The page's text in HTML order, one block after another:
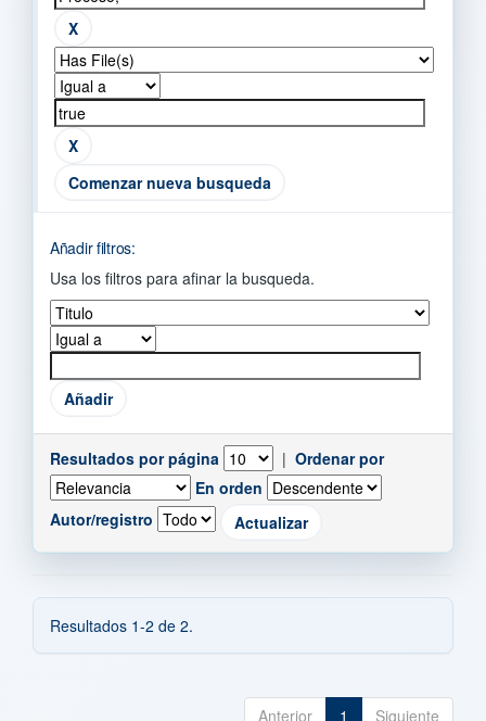
Comenzar nueva busqueda
Añadir filtros:
Usa los filtros para afinar la busqueda.
Resultados por página | Ordenar por
En orden
Autor/registro
Resultados 1-2 de 2.
Anterior 1 Siguiente